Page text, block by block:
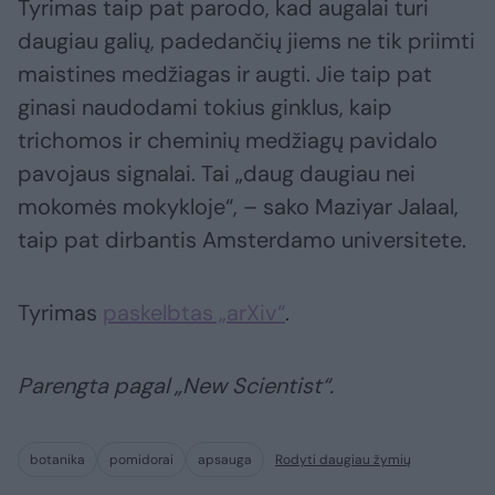
Tyrimas taip pat parodo, kad augalai turi
daugiau galių, padedančių jiems ne tik priimti
maistines medžiagas ir augti. Jie taip pat
ginasi naudodami tokius ginklus, kaip
trichomos ir cheminių medžiagų pavidalo
pavojaus signalai. Tai „daug daugiau nei
mokomės mokykloje“, – sako Maziyar Jalaal,
taip pat dirbantis Amsterdamo universitete.
Tyrimas paskelbtas „arXiv“.
Parengta pagal „New Scientist“.
botanika pomidorai apsauga Rodyti daugiau žymių